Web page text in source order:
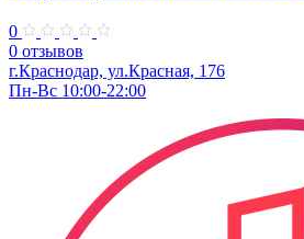
0
0 отзывов
г.Краснодар, ул.Красная, 176
Пн-Вс 10:00-22:00